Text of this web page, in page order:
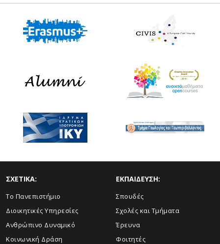
ΣΧΕΤΙΚΑ:
Το Πανεπιστήμιο
Διοικητικές Υπηρεσίες
Ανθρώπινο Δυναμικό
Κοινωνική Δράση
ΕΚΠΑΙΔΕΥΣΗ:
Σπουδές
Σχολές και Τμήματα
Έρευνα
Φοιτητές